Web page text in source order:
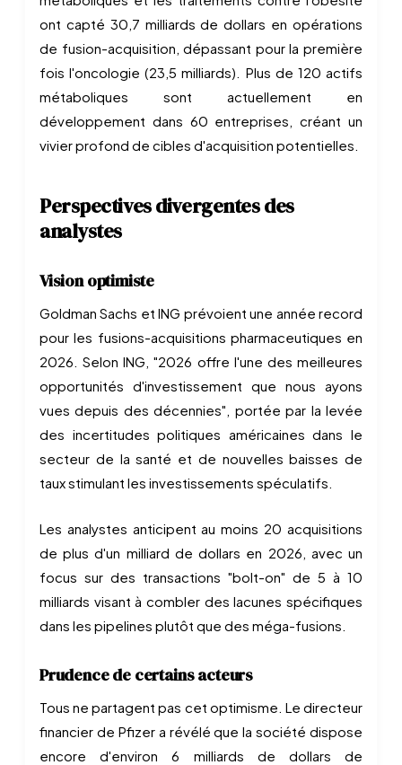
ont capté 30,7 milliards de dollars en opérations
de fusion-acquisition, dépassant pour la première
fois l'oncologie (23,5 milliards). Plus de 120 actifs
métaboliques sont actuellement en
développement dans 60 entreprises, créant un
vivier profond de cibles d'acquisition potentielles.
Perspectives divergentes des
analystes
Vision optimiste
Goldman Sachs et ING prévoient une année record
pour les fusions-acquisitions pharmaceutiques en
2026. Selon ING, "2026 offre l'une des meilleures
opportunités d'investissement que nous ayons
vues depuis des décennies", portée par la levée
des incertitudes politiques américaines dans le
secteur de la santé et de nouvelles baisses de
taux stimulant les investissements spéculatifs.
Les analystes anticipent au moins 20 acquisitions
de plus d'un milliard de dollars en 2026, avec un
focus sur des transactions "bolt-on" de 5 à 10
milliards visant à combler des lacunes spécifiques
dans les pipelines plutôt que des méga-fusions.
Prudence de certains acteurs
Tous ne partagent pas cet optimisme. Le directeur
financier de Pfizer a révélé que la société dispose
encore d'environ 6 milliards de dollars de